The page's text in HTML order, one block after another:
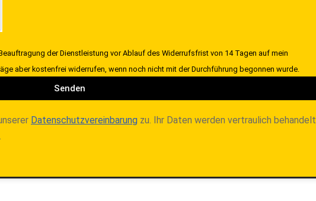
der Dienstleistung vor Ablauf des Widerrufsfrist von 14 Tagen auf mein
aber kostenfrei widerrufen, wenn noch nicht mit der Durchführung begonnen wurde.
Senden
Datenschutzvereinbarung zu. Ihr Daten werden vertraulich behandelt